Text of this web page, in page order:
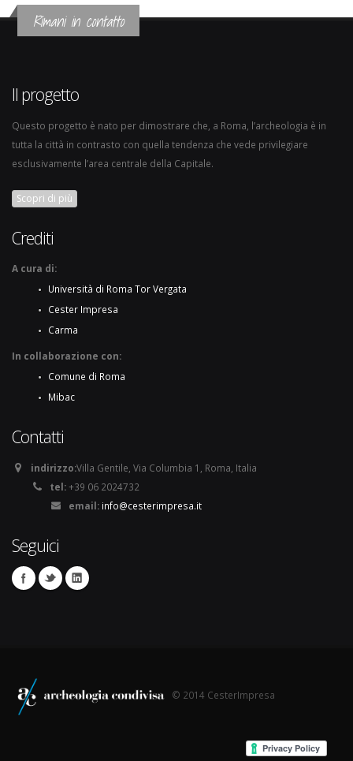
Rimani in contatto
Il progetto
Questo progetto è nato per dimostrare che, a Roma, l’archeologia è in
tutta la città in contrasto con quella tendenza che vede privilegiare
esclusivamente l’area centrale della Capitale.
Scopri di più
Crediti
A cura di:
Università di Roma Tor Vergata
Cester Impresa
Carma
In collaborazione con:
Comune di Roma
Mibac
Contatti
indirizzo:Villa Gentile, Via Columbia 1, Roma, Italia
tel:+39 06 2024732
email: info@cesterimpresa.it
Seguici
© 2014 CesterImpresa